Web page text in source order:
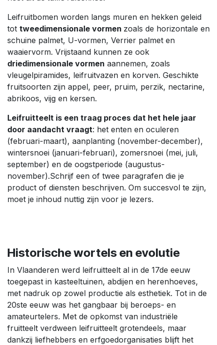
Leifruitbomen worden langs muren en hekken geleid
tot tweedimensionale vormen zoals de horizontale en
schuine palmet, U-vormen, Verrier palmet en
waaiervorm. Vrijstaand kunnen ze ook
driedimensionale vormen aannemen, zoals
vleugelpiramides, leifruitvazen en korven. Geschikte
fruitsoorten zijn appel, peer, pruim, perzik, nectarine,
abrikoos, vijg en kersen.
Leifruitteelt is een traag proces dat het hele jaar
door aandacht vraagt: het enten en oculeren
(februari-maart), aanplanting (november-december),
wintersnoei (januari-februari), zomersnoei (mei, juli,
september) en de oogstperiode (augustus-
november).Schrijf een of twee paragrafen die je
product of diensten beschrijven. Om succesvol te zijn,
moet je inhoud nuttig zijn voor je lezers.
Historische wortels en evolutie
In Vlaanderen werd leifruitteelt al in de 17de eeuw
toegepast in kasteeltuinen, abdijen en herenhoeves,
met nadruk op zowel productie als esthetiek. Tot in de
20ste eeuw was het gangbaar bij beroeps- en
amateurtelers. Met de opkomst van industriële
fruitteelt verdween leifruitteelt grotendeels, maar
dankzij liefhebbers en erfgoedorganisaties blijft het